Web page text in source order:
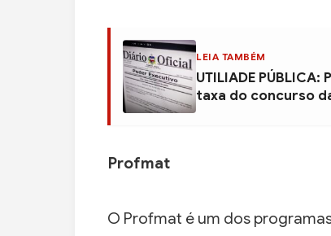
LEIA TAMBÉM
UTILIADE
taxa do concurso
Profmat
O Profmat é um dos